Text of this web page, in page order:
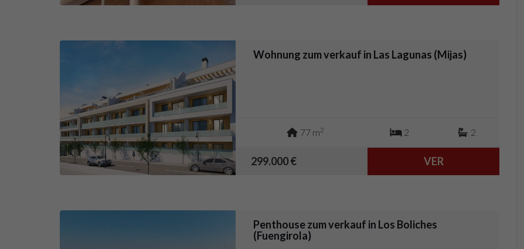
Wohnung zum verkauf in Las Lagunas (Mijas)
77 m2 2 2
299.000 € VER
Penthouse zum verkauf in Los Boliches
(Fuengirola)